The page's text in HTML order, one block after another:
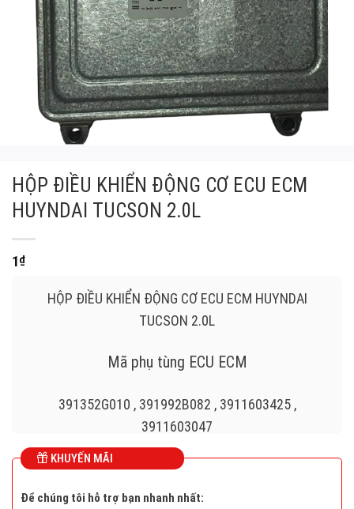
HỘP ĐIỀU KHIỂN ĐỘNG CƠ ECU ECM
HUYNDAI TUCSON 2.0L
1₫
HỘP ĐIỀU KHIỂN ĐỘNG CƠ ECU ECM HUYNDAI
TUCSON 2.0L
Mã phụ tùng ECU ECM
391352G010 , 391992B082 , 3911603425 ,
3911603047
391114A832 , 391272B940 , 3911603404 ,
391272B690 , 391362G140 , 391362G010
KHUYẾN MÃI
Để chúng tôi hỗ trợ bạn nhanh nhất: